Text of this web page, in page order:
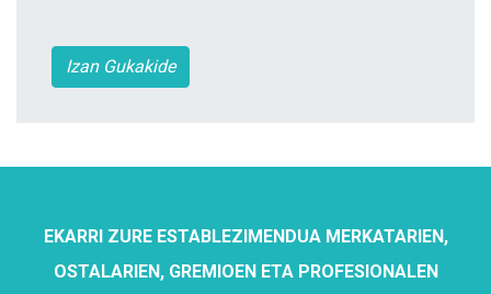
Izan Gukakide
EKARRI ZURE ESTABLEZIMENDUA MERKATARIEN,
OSTALARIEN, GREMIOEN ETA PROFESIONALEN